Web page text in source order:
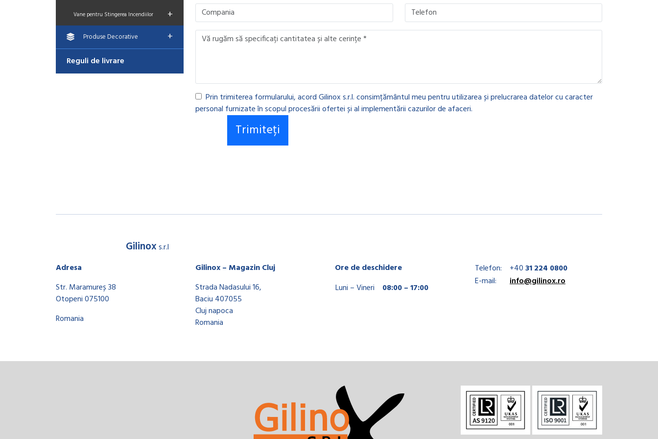
Vane pentru Stingerea Incendiilor +
Produse Decorative +
Reguli de livrare
Prin trimiterea formularului, acord Gilinox s.r.l. consimțământul meu pentru utilizarea și prelucrarea datelor cu caracter
personal furnizate în scopul procesării ofertei și al implementării cazurilor de afaceri.
Gilinoxs.r.l
Adresa
Str. Maramureș 38
Otopeni 075100
Romania
Gilinox – Magazin Cluj
Strada Nadasului 16,
Baciu 407055
Cluj napoca
Romania
Ore de deschidere
Luni – Vineri
08:00 – 17:00
Telefon: +4031 224 0800
E-mail:
info@gilinox.ro